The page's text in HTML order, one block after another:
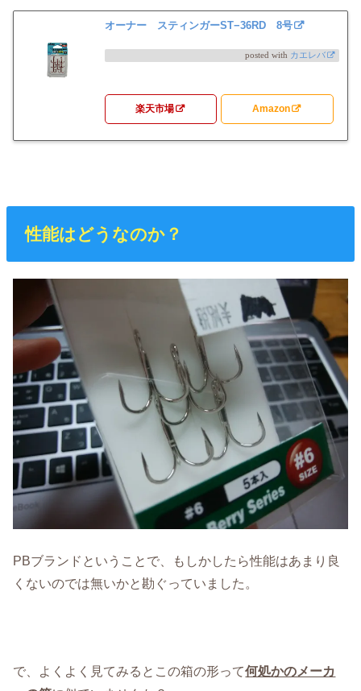
オーナー スティンガーST−36RD 8号
posted with カエレバ
楽天市場 Amazon
性能はどうなのか？
PBブランドということで、もしかしたら性能はあまり良
くないのでは無いかと勘ぐっていました。
で、よくよく見てみるとこの箱の形って何処かのメーカ